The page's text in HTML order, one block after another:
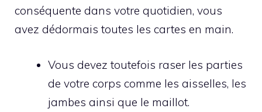
conséquente dans votre quotidien, vous
avez dédormais toutes les cartes en main.
Vous devez toutefois raser les parties
de votre corps comme les aisselles, les
jambes ainsi que le maillot.